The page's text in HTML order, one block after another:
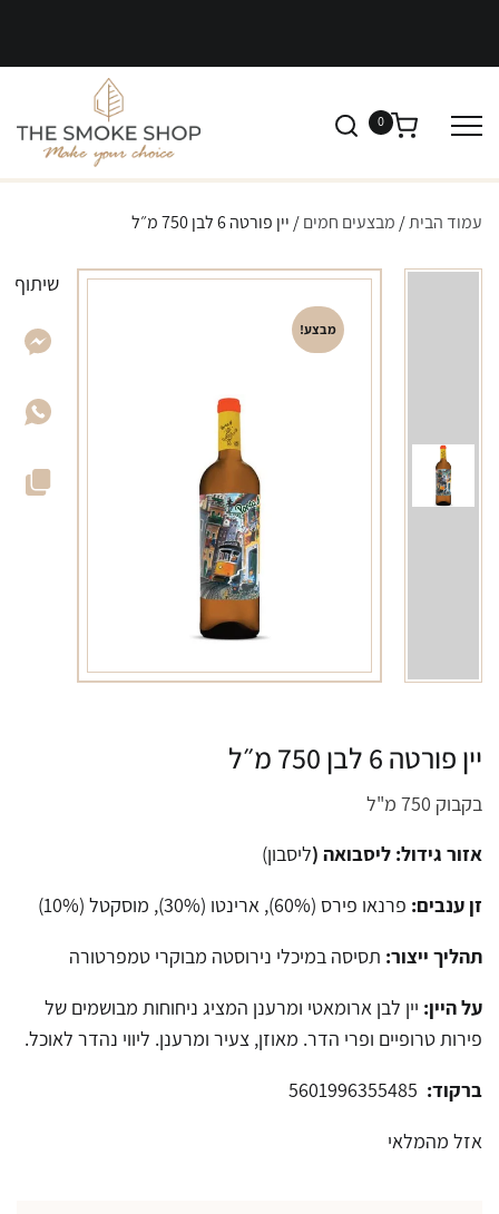
0
עמוד הבית/ מבצעים חמים/ יין פורטה 6 לבן 750 מ״ל
מבצע!
יין פורטה 6 לבן 750 מ״ל
בקבוק 750 מ"ל
אזור גידול: ליסבואה (ליסבון)
זן ענבים: פרנאו פירס (60%), ארינטו (30%), מוסקטל (10%)
תהליך ייצור: תסיסה במיכלי נירוסטה מבוקרי טמפרטורה
על היין: יין לבן ארומאטי ומרענן המציג ניחוחות מבושמים של
פירות טרופיים ופרי הדר. מאוזן, צעיר ומרענן. ליווי נהדר לאוכל.
ברקוד:
אזל מהמלאי
שיתוף